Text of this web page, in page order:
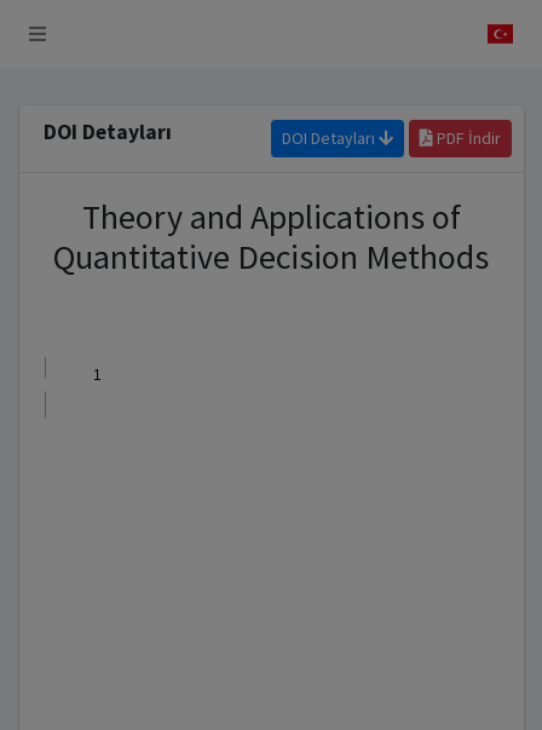
DOI Detayları DOI Detayları PDF İndir
Theory and Applications of
Quantitative Decision Methods